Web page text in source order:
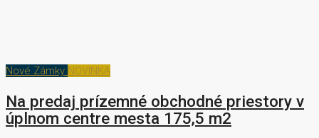
Nové Zámky NOVINKA
Na predaj prízemné obchodné priestory v
úplnom centre mesta 175,5 m2